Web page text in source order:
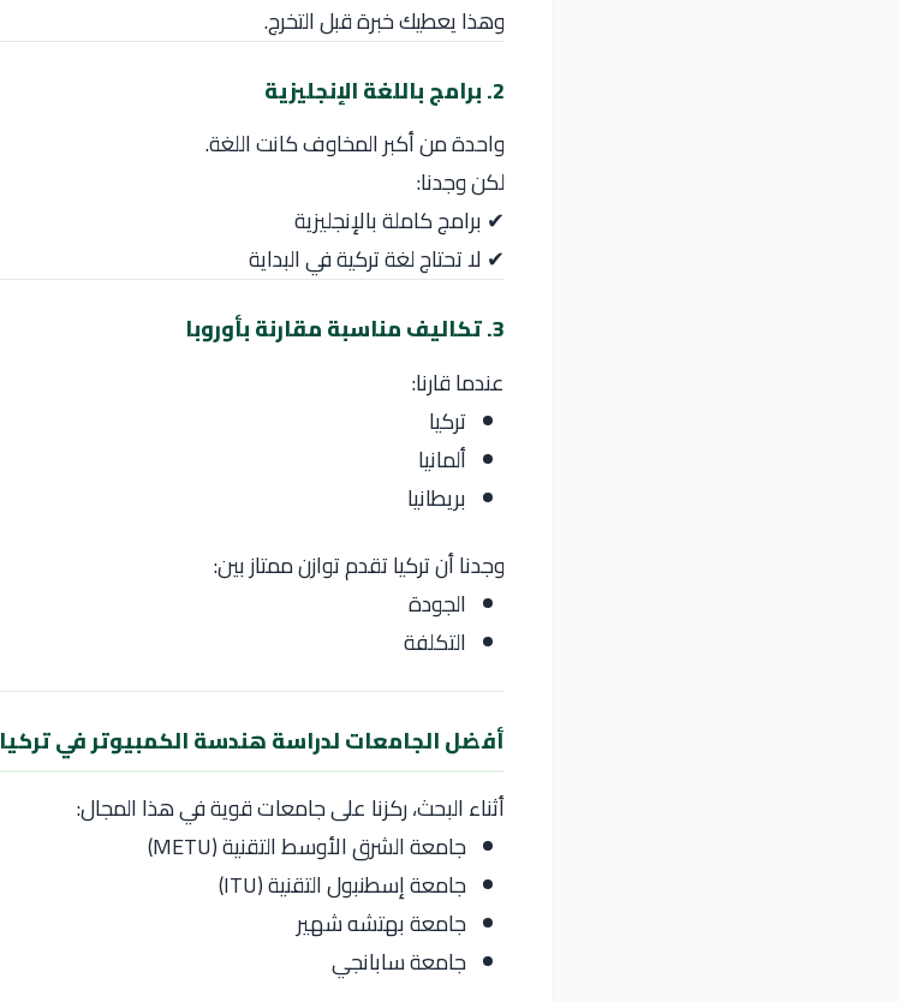
وهذا يعطيك خبرة قبل التخرج.
2. برامج باللغة الإنجليزية
واحدة من أكبر المخاوف كانت اللغة.
لكن وجدنا:
✔ برامج كاملة بالإنجليزية
✔ لا تحتاج لغة تركية في البداية
3. تكاليف مناسبة مقارنة بأوروبا
عندما قارنا:
تركيا
ألمانيا
بريطانيا
وجدنا أن تركيا تقدم توازن ممتاز بين:
الجودة
التكلفة
أفضل الجامعات لدراسة هندسة الكمبيوتر في تركيا
أثناء البحث، ركزنا على جامعات قوية في هذا المجال:
جامعة الشرق الأوسط التقنية (METU)
جامعة إسطنبول التقنية (ITU)
جامعة بهتشه شهير
جامعة سابانجي